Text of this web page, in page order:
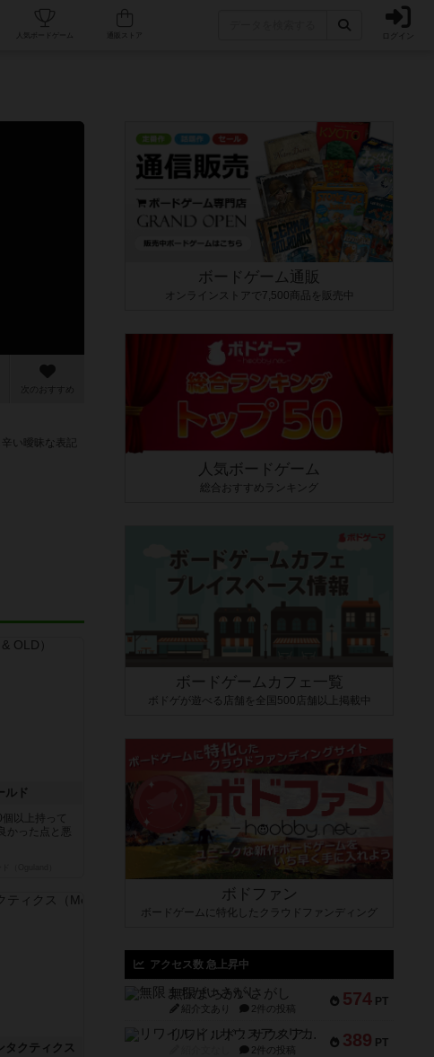
人気ボードゲーム ログイン
次のおすすめ
い曖昧な表記
ルド
以上持って
かった点と悪
タクティクス
ボードゲーム通販
オンラインストアで7,500商品を販売中
人気ボードゲーム
総合おすすめランキング
ボードゲームカフェ一覧
ボドゲが遊べる店舗を全国500店舗以上掲載中
ボドファン
ボードゲームに特化したクラウドファンディング
アクセス数 急上昇中
574 PT
無限まちがいさがし
紹介文あり 2件の投稿
389 PT
リワイルド：サウスアメリカ
2件の投稿